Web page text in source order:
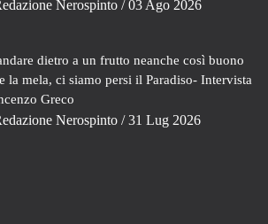
Nerospinto / 03 Ago 2026
dietro a un frutto neanche così buono
la mela, ci siamo persi il Paradiso- Intervista
Greco
Nerospinto / 31 Lug 2026